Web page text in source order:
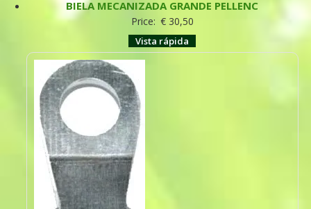
BIELA MECANIZADA GRANDE PELLENC
Price: €30,50
Vista rápida